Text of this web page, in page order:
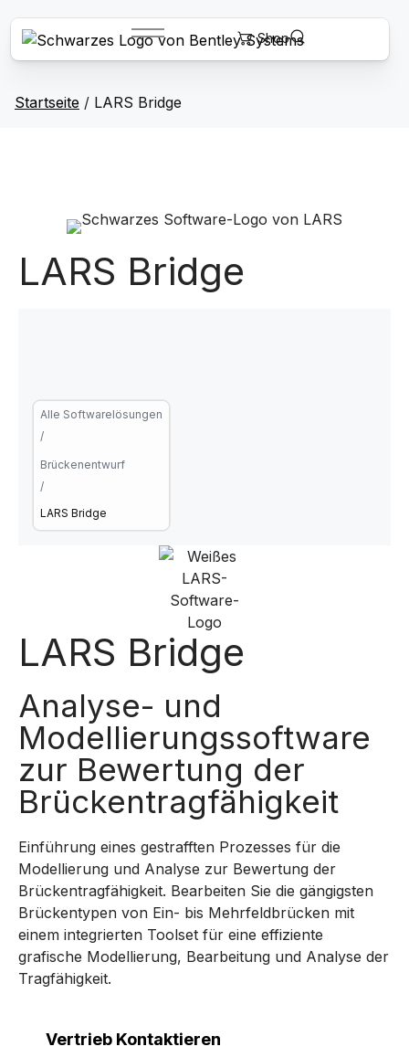
Startseite / LARS Bridge
LARS Bridge
Alle Softwarelösungen
/
Brückenentwurf
/
LARS Bridge
LARS Bridge
Analyse- und
Modellierungssoftware
zur Bewertung der
Brückentragfähigkeit
Einführung eines gestrafften Prozesses für die
Modellierung und Analyse zur Bewertung der
Brückentragfähigkeit. Bearbeiten Sie die gängigsten
Brückentypen von Ein- bis Mehrfeldbrücken mit
einem integrierten Toolset für eine effiziente
grafische Modellierung, Bearbeitung und Analyse der
Tragfähigkeit.
Vertrieb Kontaktieren